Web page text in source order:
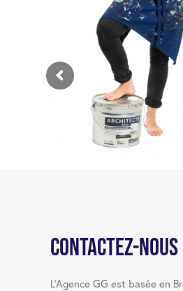
Contactez-nous
L’Agence GG est basée en